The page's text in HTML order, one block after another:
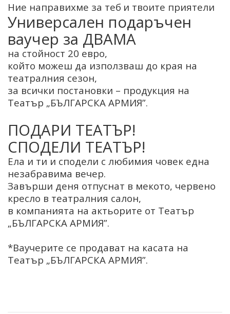
Ние направихме за теб и твоите приятели
Универсален подаръчен
ваучер за ДВАМА
на стойност 20 евро,
който можеш да използваш до края на
театралния сезон,
за всички постановки – продукция на
Театър „БЪЛГАРСКА АРМИЯ”.
ПОДАРИ ТЕАТЪР!
СПОДЕЛИ ТЕАТЪР!
Ела и ти и сподели с любимия човек една
незабравима вечер.
Завърши деня отпуснат в мекото, червено
кресло в театралния салон,
в компанията на актьорите от Театър
„БЪЛГАРСКА АРМИЯ”.
*Ваучерите се продават на касата на
Театър „БЪЛГАРСКА АРМИЯ”.